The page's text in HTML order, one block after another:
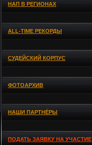
НАП В РЕГИОНАХ
ALL-TIME РЕКОРДЫ
СУДЕЙСКИЙ КОРПУС
ФОТОАРХИВ
НАШИ ПАРТНЁРЫ
ПОДАТЬ ЗАЯВКУ НА УЧАСТИЕ